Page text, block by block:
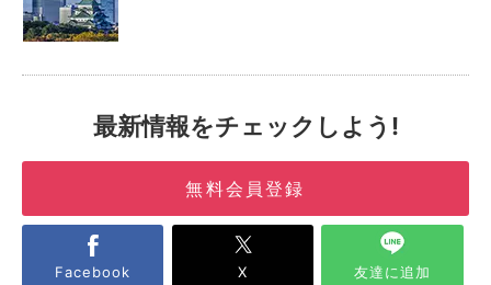
最新情報をチェックしよう!
無料会員登録
Facebook X 友達に追加